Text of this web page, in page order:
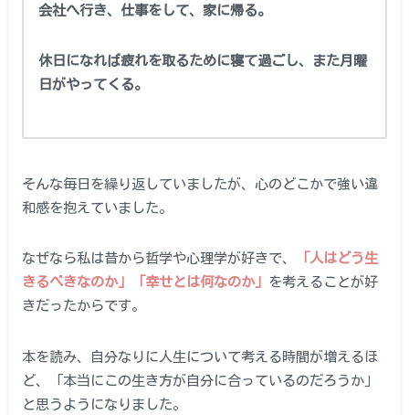
会社へ行き、仕事をして、家に帰る。
休日になれば疲れを取るために寝て過ごし、また月曜
日がやってくる。
そんな毎日を繰り返していましたが、心のどこかで強い違
和感を抱えていました。
なぜなら私は昔から哲学や心理学が好きで、
「人はどう生
きるべきなのか」「幸せとは何なのか」
を考えることが好
きだったからです。
本を読み、自分なりに人生について考える時間が増えるほ
ど、「本当にこの生き方が自分に合っているのだろうか」
と思うようになりました。